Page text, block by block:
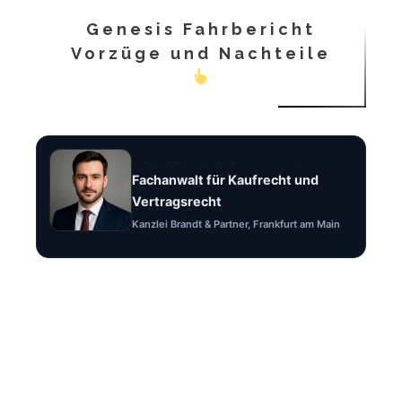
Genesis Fahrbericht
Vorzüge und Nachteile
Fachanwalt für Kaufrecht und
Vertragsrecht
Kanzlei Brandt & Partner, Frankfurt am Main